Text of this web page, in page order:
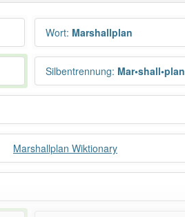
Wort: Marshallplan
Silbentrennung: Mar•shall•plan
Marshallplan Wiktionary